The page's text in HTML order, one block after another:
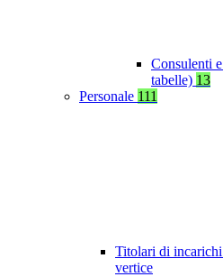
Consulenti
tabelle) 13
Personale 111
Titolari di
vertice